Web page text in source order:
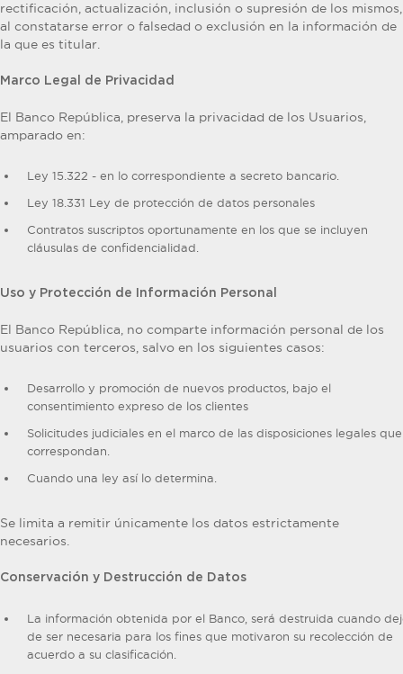
rectificación, actualización, inclusión o supresión de los mismos,
al constatarse error o falsedad o exclusión en la información de
la que es titular.
Marco Legal de Privacidad
El Banco República, preserva la privacidad de los Usuarios,
amparado en:
Ley 15.322 - en lo correspondiente a secreto bancario.
Ley 18.331 Ley de protección de datos personales
Contratos suscriptos oportunamente en los que se incluyen
cláusulas de confidencialidad.
Uso y Protección de Información Personal
El Banco República, no comparte información personal de los
usuarios con terceros, salvo en los siguientes casos:
Desarrollo y promoción de nuevos productos, bajo el
consentimiento expreso de los clientes
Solicitudes judiciales en el marco de las disposiciones legales que
correspondan.
Cuando una ley así lo determina.
Se limita a remitir únicamente los datos estrictamente
necesarios.
Conservación y Destrucción de Datos
La información obtenida por el Banco, será destruida cuando
de ser necesaria para los fines que motivaron su recolección de
acuerdo a su clasificación.